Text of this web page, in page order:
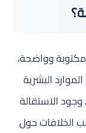
وواضحة،
البشرية
الاستقالة
الخلافات حول